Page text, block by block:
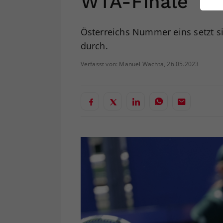
Österreichs Nummer eins setzt
durch.
Verfasst von: Manuel Wachta, 26.05.2023